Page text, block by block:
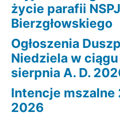
życie parafii
Bierzgłowskiego
Ogłoszenia
Niedziela w
sierpnia A. D.
Intencje mszalne
2026